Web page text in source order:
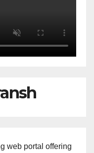
web portal offering